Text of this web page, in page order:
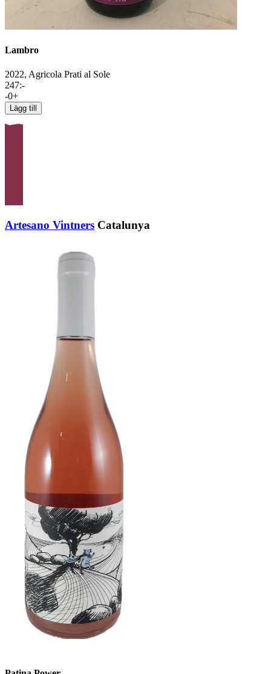
Lambro
2022, Agricola Prati al Sole
247:-
-0+
Lägg till
Artesano Vintners Catalunya